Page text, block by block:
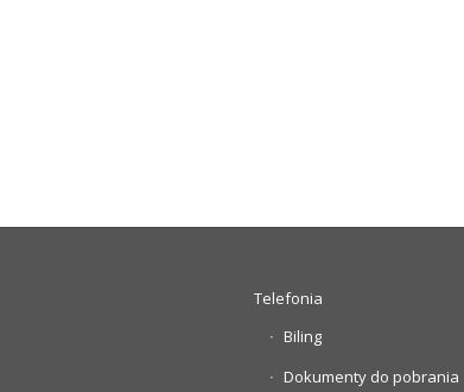
Telefonia
Biling
Dokumenty do pobrania